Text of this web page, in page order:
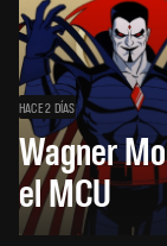
HACE 2 DÍAS
Wagner
el MCU